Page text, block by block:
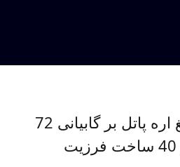
نام محصول : تیغ اره پاتل بر گابیانی 72